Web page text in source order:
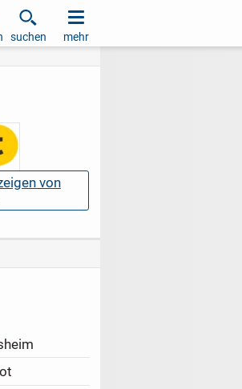
suchen mehr
von